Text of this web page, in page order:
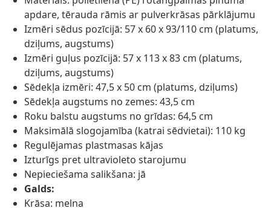
apdare, tērauda rāmis ar pulverkrāsas pārklājumu
Izmēri sēdus pozīcijā: 57 x 60 x 93/110 cm (platums,
dziļums, augstums)
Izmēri guļus pozīcijā: 57 x 113 x 83 cm (platums,
dziļums, augstums)
Sēdekļa izmēri: 47,5 x 50 cm (platums, dziļums)
Sēdekļa augstums no zemes: 43,5 cm
Roku balstu augstums no grīdas: 64,5 cm
Maksimālā slogojamība (katrai sēdvietai): 110 kg
Regulējamas plastmasas kājas
Izturīgs pret ultravioleto starojumu
Nepieciešama salikšana: jā
Galds:
Krāsa: melna